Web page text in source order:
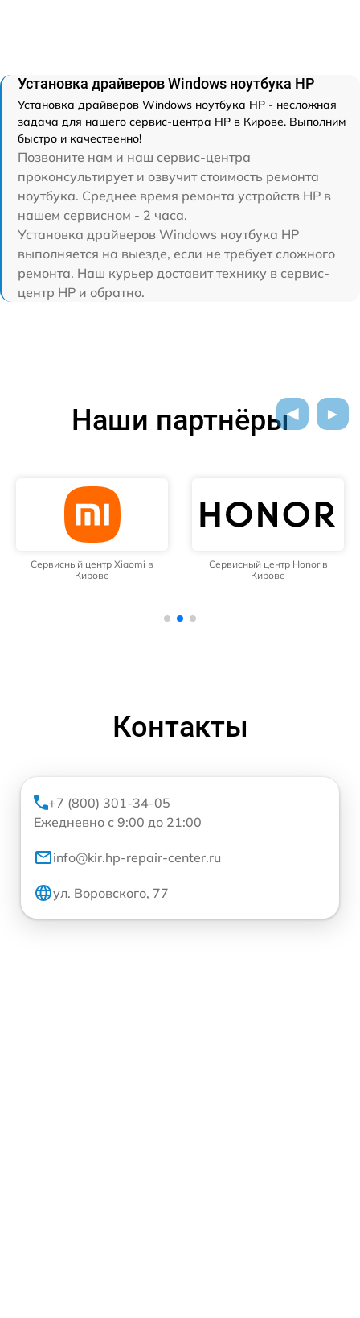
Установка драйверов Windows ноутбука HP
Установка драйверов Windows ноутбука HP - несложная
задача для нашего сервис-центра HP в Кирове. Выполним
быстро и качественно!
Позвоните нам и наш сервис-центра
проконсультирует и озвучит стоимость ремонта
ноутбука. Среднее время ремонта устройств HP в
нашем сервисном - 2 часа.
Установка драйверов Windows ноутбука HP
выполняется на выезде, если не требует сложного
ремонта. Наш курьер доставит технику в сервис-
центр HP и обратно.
Наши партнёры
Сервисный центр Xiaomi в
Кирове
Сервисный центр Honor в
Кирове
Контакты
+7 (800) 301-34-05
Ежедневно с 9:00 до 21:00
info@kir.hp-repair-center.ru
ул. Воровского, 77